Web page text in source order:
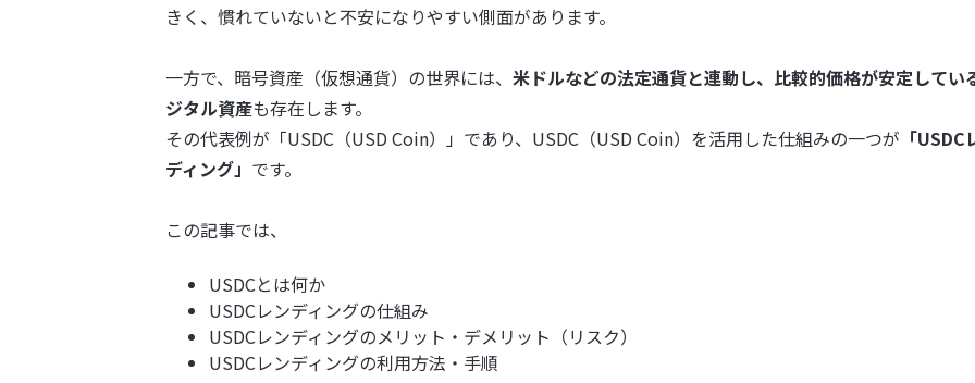
きく、慣れていないと不安になりやすい側面があります。
一方で、暗号資産（仮想通貨）の世界には、 米ドルなどの法定通貨と連動し、比較的価格が安定してい
ジタル資産も存在します。
その代表例が「USDC（USD Coin）」であり、USDC（USD Coin）を活用した仕組みの一つが 「USDC
ディング」 です。
この記事では、
USDCとは何か
USDCレンディングの仕組み
USDCレンディングのメリット・デメリット（リスク）
USDCレンディングの利用方法・手順